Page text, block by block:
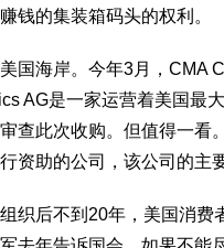
钱的集装箱码头的权利。
海岸。今年3月，CMA
AG是一家运营着美国最
查此次收购。但值得一看
资助的公司，该公司的主
后不到20年，美国消费